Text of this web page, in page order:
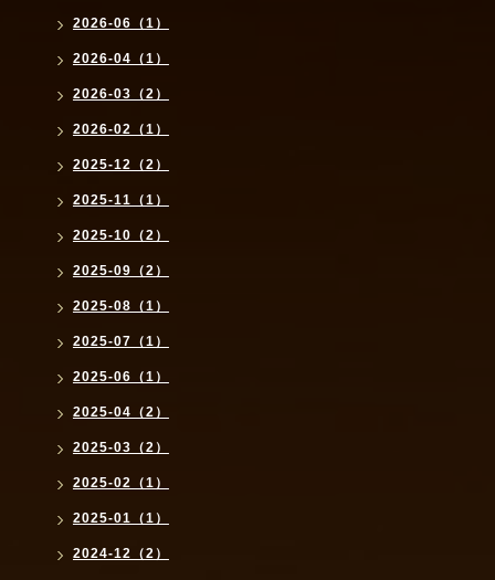
2026-06（1）
2026-04（1）
2026-03（2）
2026-02（1）
2025-12（2）
2025-11（1）
2025-10（2）
2025-09（2）
2025-08（1）
2025-07（1）
2025-06（1）
2025-04（2）
2025-03（2）
2025-02（1）
2025-01（1）
2024-12（2）